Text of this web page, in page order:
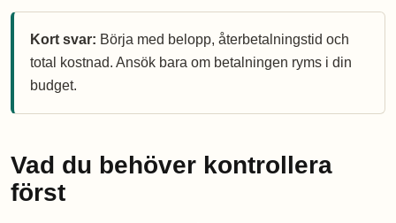
Kort svar: Börja med belopp, återbetalningstid och
total kostnad. Ansök bara om betalningen ryms i din
budget.
Vad du behöver kontrollera
först